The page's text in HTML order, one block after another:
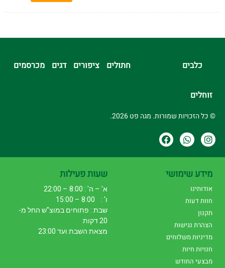
כלבים חתולים ציפורים דגים מכרסמים
זוחלים
© כל הזכויות שמורות. מגה פט 2026.
מידע שימושי
אודותינו
חוות דעות
תקנון
הצהרת נגישות
מדיניות משלוחים
חנויות חיות
מבצעי החודש
שעות פעילות
א' – ה' : 8:00 – 22:00
ו' : 8:00 – 15:00
שבת : פתוחים במוצ"ש החל מ-
20 דקות
מצאת השבת ועד 23:00